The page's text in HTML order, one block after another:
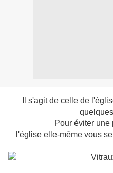
Il s'agit de celle de
Pour éviter une
l'église elle-même vous